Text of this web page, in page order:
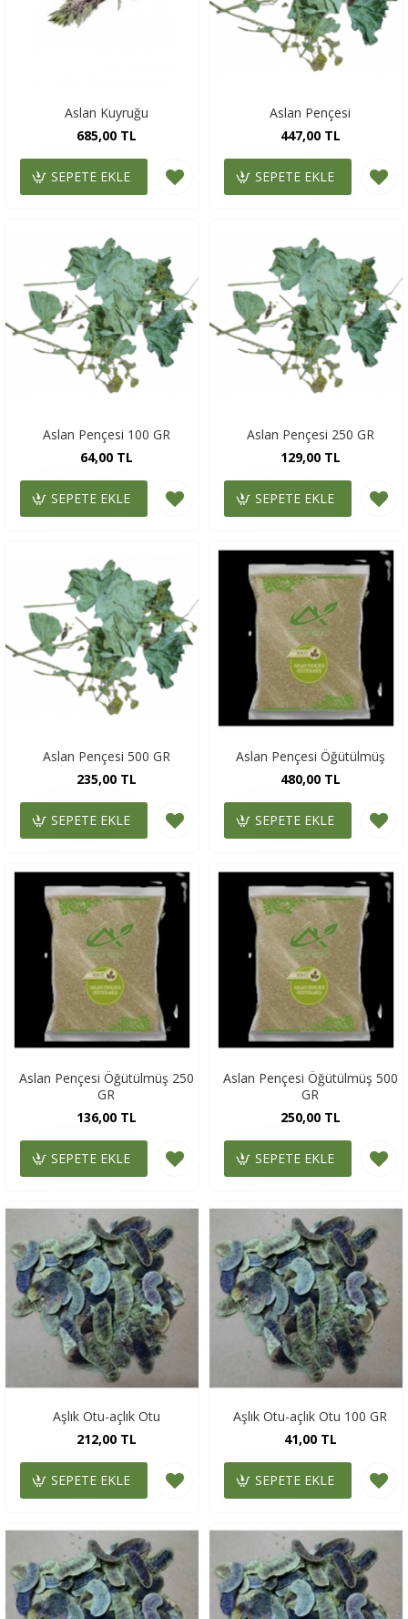
Aslan Kuyruğu
685,00 TL
SEPETE EKLE
Aslan Pençesi
447,00 TL
SEPETE EKLE
Aslan Pençesi 100 GR
64,00 TL
SEPETE EKLE
Aslan Pençesi 250 GR
129,00 TL
SEPETE EKLE
Aslan Pençesi 500 GR
235,00 TL
SEPETE EKLE
Aslan Pençesi Öğütülmüş
480,00 TL
SEPETE EKLE
Aslan Pençesi Öğütülmüş 250
GR
136,00 TL
SEPETE EKLE
Aslan Pençesi Öğütülmüş 500
GR
250,00 TL
SEPETE EKLE
Aşlık Otu-açlık Otu
212,00 TL
SEPETE EKLE
Aşlık Otu-açlık Otu 100 GR
41,00 TL
SEPETE EKLE